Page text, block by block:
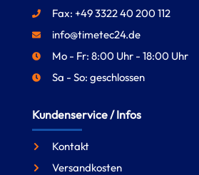
Fax: +49 3322 40 200 112
info@timetec24.de
Mo - Fr: 8:00 Uhr - 18:00 Uhr
Sa - So: geschlossen
Kundenservice / Infos
Kontakt
Versandkosten